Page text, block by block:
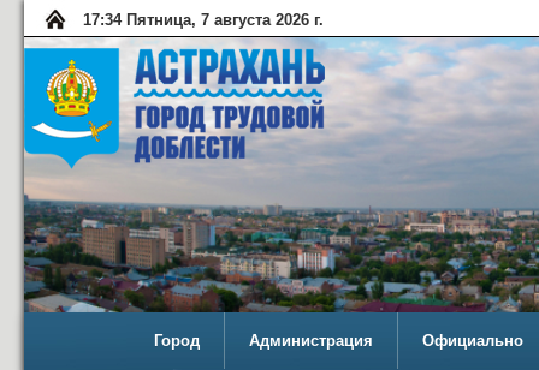
17:34 Пятница, 7 августа 2026 г.
Город Администрация Официально